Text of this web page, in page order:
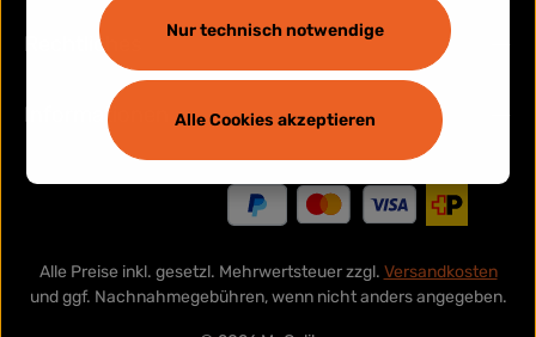
Rechtliches
Informationen
Alle Preise inkl. gesetzl. Mehrwertsteuer zzgl. Versandkosten
und ggf. Nachnahmegebühren, wenn nicht anders angegeben.
Nur technisch notwendige
Alle Cookies akzeptieren